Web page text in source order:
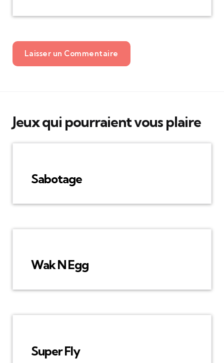
Laisser un Commentaire
Jeux qui pourraient vous plaire
Sabotage
Wak N Egg
Super Fly